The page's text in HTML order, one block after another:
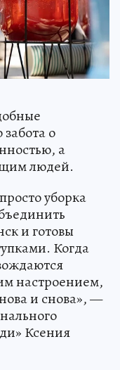
о
а
людей.
уборка
и готовы
Когда
настроением,
и снова», —
Ксения